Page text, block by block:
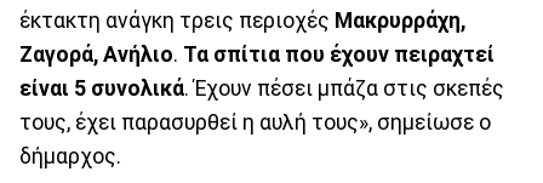
έκτακτη ανάγκη τρεις περιοχές Μακρυρράχη,
Ζαγορά, Ανήλιο. Τα σπίτια που έχουν πειραχτεί
είναι 5 συνολικά. Έχουν πέσει μπάζα στις σκεπές
τους, έχει παρασυρθεί η αυλή τους», σημείωσε ο
δήμαρχος.